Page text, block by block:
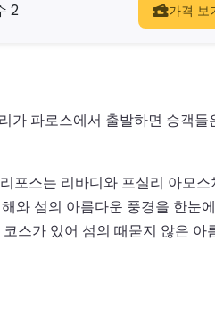
2 가격 보
가 파로스에서 출발하면 승객
포스는 리바디와 프실리 아모
와 섬의 아름다운 풍경을 한눈
스가 있어 섬의 때묻지 않은 아